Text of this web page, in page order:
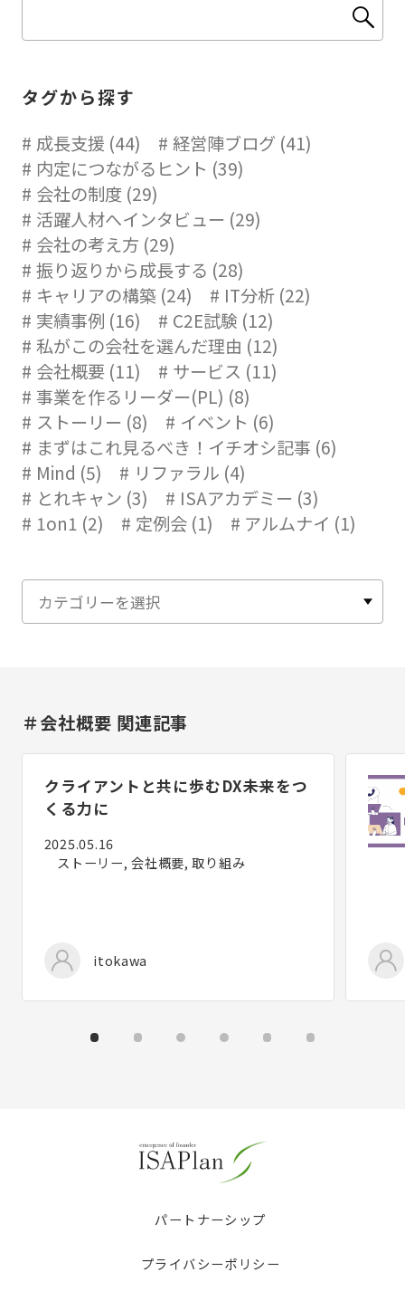
タグから探す
成長支援 (44)
経営陣ブログ (41)
内定につながるヒント (39)
会社の制度 (29)
活躍人材へインタビュー (29)
会社の考え方 (29)
振り返りから成長する (28)
キャリアの構築 (24)
IT分析 (22)
実績事例 (16)
C2E試験 (12)
私がこの会社を選んだ理由 (12)
会社概要 (11)
サービス (11)
事業を作るリーダー(PL) (8)
ストーリー (8)
イベント (6)
まずはこれ見るべき！イチオシ記事 (6)
Mind (5)
リファラル (4)
とれキャン (3)
ISAアカデミー (3)
1on1 (2)
定例会 (1) アルムナイ (1)
＃会社概要 関連記事
クライアントと共に歩むDX――未来をつ
くる力に
2025.05.16
ストーリー, 会社概要, 取り組み
itokawa
パートナーシップ
プライバシーポリシー